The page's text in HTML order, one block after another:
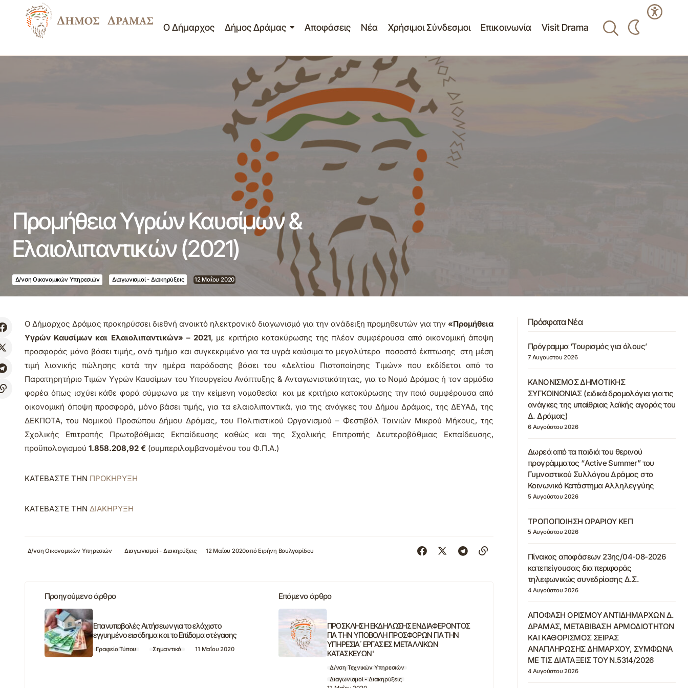
Ο Δήμαρχος Δήμος Δράμας Αποφάσεις Νέα Χρήσιμοι Σύνδεσμοι Επικοινωνία Visit Drama
Δ/νση Οικονομικών Υπηρεσιών
Διαγωνισμοί - Διακηρύξεις
Προμήθεια Υγρών Καυσίμων & Ελαιολιπαντικών
(2021)
Προμήθεια Υγρών Καυσίμων &
Ελαιολιπαντικών (2021)
Δ/νση Οικονομικών Υπηρεσιών Διαγωνισμοί - Διακηρύξεις 12 Μαΐου 2020
Ο Δήμαρχος Δράμας προκηρύσσει διεθνή ανοικτό ηλεκτρονικό διαγωνισμό για την ανάδειξη προμηθευτών για την «Προμήθεια
Υγρών Καυσίμων και Ελαιολιπαντικών» – 2021, με κριτήριο κατακύρωσης της πλέον συμφέρουσα από οικονομική άποψη
προσφοράς μόνο βάσει τιμής, ανά τμήμα και συγκεκριμένα για τα υγρά καύσιμα το μεγαλύτερο ποσοστό έκπτωσης στη μέση
τιμή λιανικής πώλησης κατά την ημέρα παράδοσης βάσει του «Δελτίου Πιστοποίησης Τιμών» που εκδίδεται από το
Παρατηρητήριο Τιμών Υγρών Καυσίμων του Υπουργείου Ανάπτυξης & Ανταγωνιστικότητας, για το Νομό Δράμας ή τον αρμόδιο
φορέα όπως ισχύει κάθε φορά σύμφωνα με την κείμενη νομοθεσία και με κριτήριο κατακύρωσης την ποιό συμφέρουσα από
οικονομική άποψη προσφορά, μόνο βάσει τιμής, για τα ελαιολιπαντικά, για της ανάγκες του Δήμου Δράμας, της ΔΕΥΑΔ, της
ΔΕΚΠΟΤΑ, του Νομικού Προσώπου Δήμου Δράμας, του Πολιτιστικού Οργανισμού – Φεστιβάλ Ταινιών Μικρού Μήκους, της
Σχολικής Επιτροπής Πρωτοβάθμιας Εκπαίδευσης καθώς και της Σχολικής Επιτροπής Δευτεροβάθμιας Εκπαίδευσης,
προϋπολογισμού 1.858.208,92 € (συμπεριλαμβανομένου του Φ.Π.Α.)
ΚΑΤΕΒΑΣΤΕ ΤΗΝ ΠΡΟΚΗΡΥΞΗ
ΚΑΤΕΒΑΣΤΕ ΤΗΝ ΔΙΑΚΗΡΥΞΗ
Δ/νση Οικονομικών Υπηρεσιών Διαγωνισμοί - Διακηρύξεις 12 Μαΐου 2020από Ειρήνη Βουλγαρίδου
Προηγούμενο άρθρο
Επανυποβολές Αιτήσεων για το ελάχιστο
εγγυημένο εισόδημα και το Επίδομα στέγασης
Γραφείο Τύπου Σημαντικά 11 Μαΐου 2020
Επόμενο άρθρο
ΠΡΟΣΚΛΗΣΗ ΕΚΔΗΛΩΣΗΣ ΕΝΔΙΑΦΕΡΟΝΤΟΣ
ΓΙΑ ΤΗΝ ΥΠΟΒΟΛΗ ΠΡΟΣΦΟΡΩΝ ΓΙΑ ΤΗΝ
ΥΠΗΡΕΣΙΑ΄ ΕΡΓΑΣΙΕΣ ΜΕΤΑΛΛΙΚΩΝ
ΚΑΤΑΣΚΕΥΩΝ'
Δ/νση Τεχνικών Υπηρεσιών
Διαγωνισμοί - Διακηρύξεις
Πρόσφατα Νέα
Πρόγραμμα ‘Τουρισμός για όλους’
7 Αυγούστου 2026
ΚΑΝΟΝΙΣΜΟΣ ΔΗΜΟΤΙΚΗΣ
ΣΥΓΚΟΙΝΩΝΙΑΣ (ειδικά δρομολόγια για τις
ανάγκες της υπαίθριας λαϊκής αγοράς του
Δ. Δράμας)
6 Αυγούστου 2026
Δωρεά από τα παιδιά του θερινού
προγράμματος “Active Summer” του
Γυμναστικού Συλλόγου Δράμας στο
Κοινωνικό Κατάστημα Αλληλεγγύης
5 Αυγούστου 2026
ΤΡΟΠΟΠΟΙΗΣΗ ΩΡΑΡΙΟΥ ΚΕΠ
5 Αυγούστου 2026
Πίνακας αποφάσεων 23ης/04-08-2026
κατεπείγουσας δια περιφοράς
τηλεφωνικώς συνεδρίασης Δ.Σ.
4 Αυγούστου 2026
ΑΠΟΦΑΣΗ ΟΡΙΣΜΟΥ ΑΝΤΙΔΗΜΑΡΧΩΝ Δ.
ΔΡΑΜΑΣ, ΜΕΤΑΒΙΒΑΣΗ ΑΡΜΟΔΙΟΤΗΤΩΝ
ΚΑΙ ΚΑΘΟΡΙΣΜΟΣ ΣΕΙΡΑΣ
ΑΝΑΠΛΗΡΩΣΗΣ ΔΗΜΑΡΧΟΥ, ΣΥΜΦΩΝΑ
ΜΕ ΤΙΣ ΔΙΑΤΑΞΕΙΣ ΤΟΥ Ν.5314/2026
4 Αυγούστου 2026